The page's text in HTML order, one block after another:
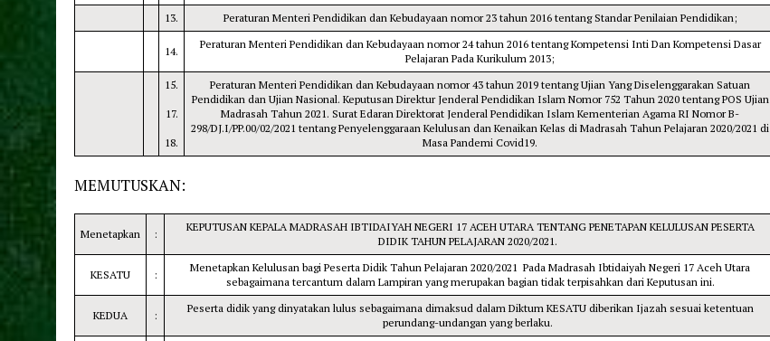
13.
Peraturan Menteri Pendidikan dan Kebudayaan nomor 23 tahun 2016 tentang Standar Penilaian Pendidikan;
14.
Peraturan Menteri Pendidikan dan Kebudayaan nomor 24 tahun 2016 tentang Kompetensi Inti Dan Kompetensi Dasar
Pelajaran Pada Kurikulum 2013;
15.
17.
18.
Peraturan Menteri Pendidikan dan Kebudayaan nomor 43 tahun 2019 tentang Ujian Yang Diselenggarakan Satuan
Pendidikan dan Ujian Nasional. Keputusan Direktur Jenderal Pendidikan Islam Nomor 752 Tahun 2020 tentang POS Ujian
Madrasah Tahun 2021. Surat Edaran Direktorat Jenderal Pendidikan Islam Kementerian Agama RI Nomor B-
298/DJ.I/PP.00/02/2021 tentang Penyelenggaraan Kelulusan dan Kenaikan Kelas di Madrasah Tahun Pelajaran 2020/2021 di
Masa Pandemi Covid19.
MEMUTUSKAN:
Menetapkan :
KEPUTUSAN KEPALA MADRASAH IBTIDAIYAH NEGERI 17 ACEH UTARA TENTANG PENETAPAN KELULUSAN PESERTA
DIDIK TAHUN PELAJARAN 2020/2021.
KESATU :
Menetapkan Kelulusan bagi Peserta Didik Tahun Pelajaran 2020/2021 Pada Madrasah Ibtidaiyah Negeri 17 Aceh Utara
sebagaimana tercantum dalam Lampiran yang merupakan bagian tidak terpisahkan dari Keputusan ini.
KEDUA :
Peserta didik yang dinyatakan lulus sebagaimana dimaksud dalam Diktum KESATU diberikan Ijazah sesuai ketentuan
perundang-undangan yang berlaku.